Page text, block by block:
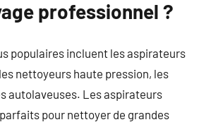
professionnel ?
populaires incluent les aspirateurs
nettoyeurs haute pression, les
autolaveuses. Les aspirateurs
pour nettoyer de grandes